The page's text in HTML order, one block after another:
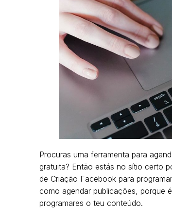
Procuras uma ferramenta para
gratuita? Então estás no sítio certo
de Criação Facebook para
como agendar publicações, porque
programares o teu conteúdo.